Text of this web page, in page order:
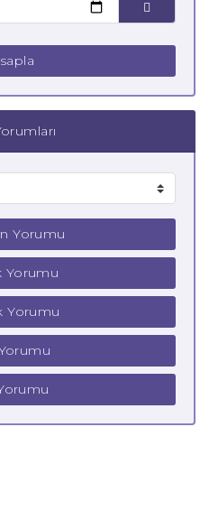
Yorumu
Yorumu
Yorumu